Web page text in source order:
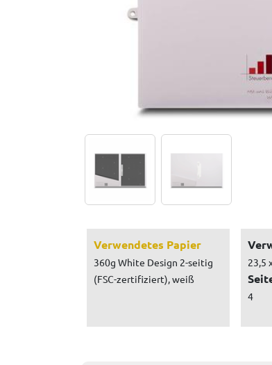
Verwendetes Papier
360g White Design 2-seitig
(FSC-zertifiziert), weiß
23,5
4